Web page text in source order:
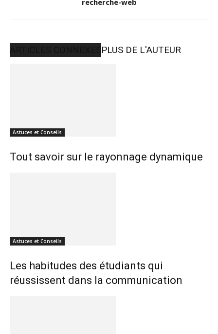
recherche-web
PLUS DE L'AUTEUR
Astuces et Conseils
Tout savoir sur le rayonnage dynamique
Astuces et Conseils
Les habitudes des étudiants qui
réussissent dans la communication